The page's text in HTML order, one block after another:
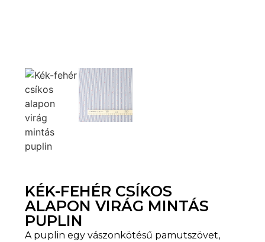
KÉK-FEHÉR CSÍKOS
ALAPON VIRÁG MINTÁS
PUPLIN
A puplin egy vászonkötésű pamutszövet,